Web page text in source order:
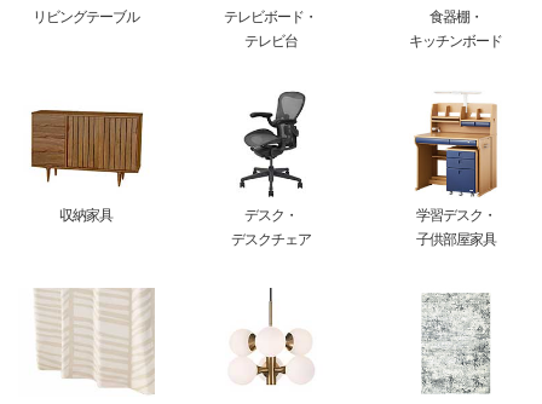
リビングテーブル
テレビボード・
テレビ台
食器棚・
キッチンボード
収納家具
デスク・
デスクチェア
学習デスク・
子供部屋家具